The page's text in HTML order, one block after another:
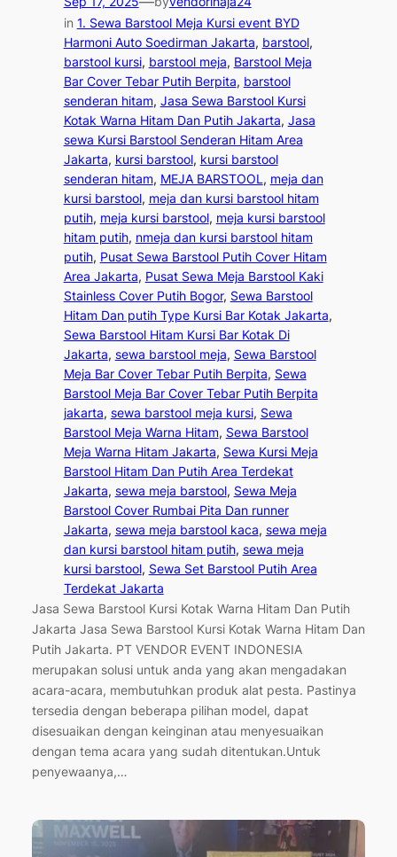
in 1. Sewa Barstool Meja Kursi event BYD
Harmoni Auto Soedirman Jakarta, barstool
barstool kursi, barstool meja, Barstool Meja
Bar Cover Tebar Putih Berpita, barstool
senderan hitam, Jasa Sewa Barstool Kursi
Kotak Warna Hitam Dan Putih Jakarta, Jasa
sewa Kursi Barstool Senderan Hitam Area
Jakarta, kursi barstool, kursi barstool
senderan hitam, MEJA BARSTOOL, meja dan
kursi barstool, meja dan kursi barstool hitam
putih, meja kursi barstool, meja kursi barstool
hitam putih, nmeja dan kursi barstool hitam
putih, Pusat Sewa Barstool Putih Cover Hitam
Area Jakarta, Pusat Sewa Meja Barstool Kaki
Stainless Cover Putih Bogor, Sewa Barstool
Hitam Dan putih Type Kursi Bar Kotak Jakarta
Sewa Barstool Hitam Kursi Bar Kotak Di
Jakarta, sewa barstool meja, Sewa Barstool
Meja Bar Cover Tebar Putih Berpita, Sewa
Barstool Meja Bar Cover Tebar Putih Berpita
jakarta, sewa barstool meja kursi, Sewa
Barstool Meja Warna Hitam, Sewa Barstool
Meja Warna Hitam Jakarta, Sewa Kursi Meja
Barstool Hitam Dan Putih Area Terdekat
Jakarta, sewa meja barstool, Sewa Meja
Barstool Cover Rumbai Pita Dan runner
Jakarta, sewa meja barstool kaca, sewa meja
dan kursi barstool hitam putih, sewa meja
kursi barstool, Sewa Set Barstool Putih Area
Terdekat Jakarta
Jasa Sewa Barstool Kursi Kotak Warna Hitam Dan Putih
Jakarta Jasa Sewa Barstool Kursi Kotak Warna Hitam Dan
Putih Jakarta. PT VENDOR EVENT INDONESIA
merupakan solusi untuk anda yang akan mengadakan
acara-acara, membutuhkan produk alat pesta. Pastinya
tersedia dengan beberapa pilihan model, dapat
disesuaikan dengan keinginan atau menyesuaikan
dengan tema acara yang sudah ditentukan.Untuk
penyewaanya,…